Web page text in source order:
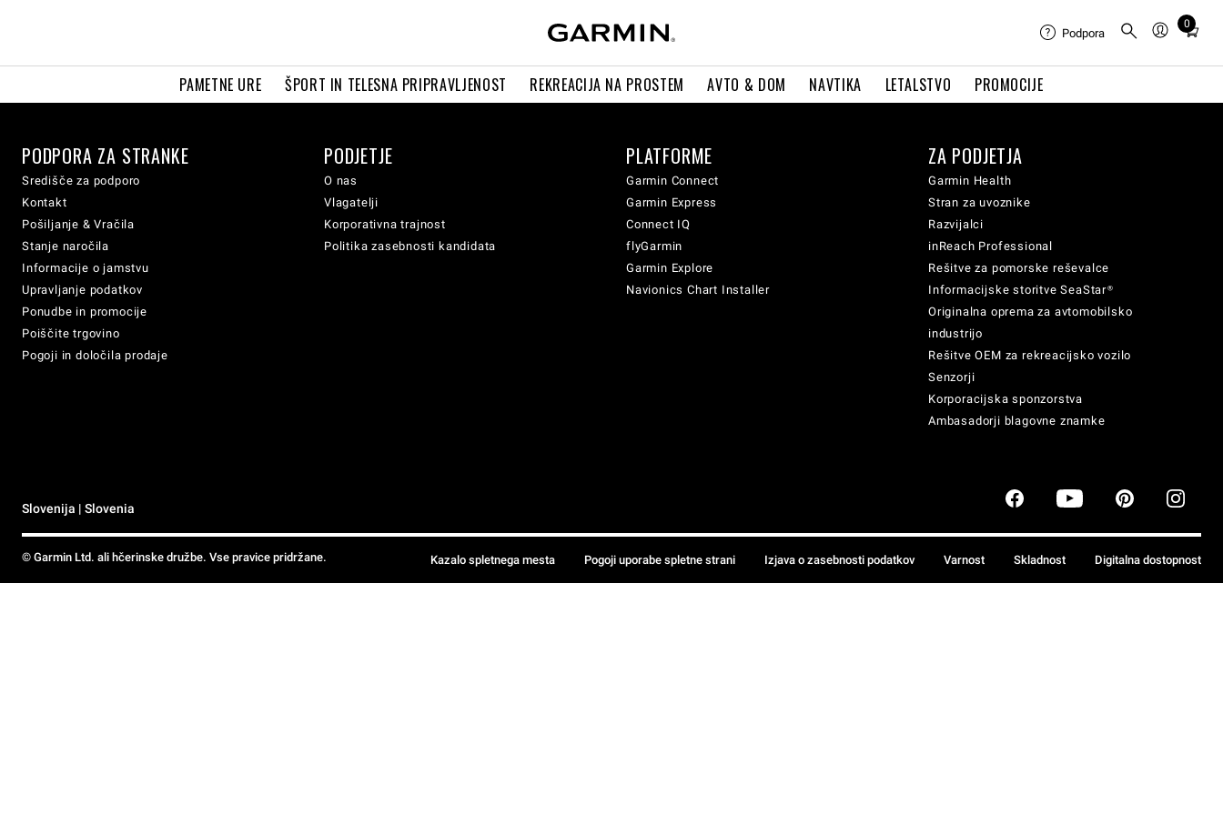
PAMETNE URE ŠPORT IN TELESNA PRIPRAVLJENOST REKREACIJA NA PROSTEM AVTO & DOM NAVTIKA LETALSTVO PROMOCIJE
Podpora
0
Total
cart:
PODPORA ZA STRANKE
Središče za podporo
Kontakt
Pošiljanje & Vračila
Stanje naročila
Informacije o jamstvu
Upravljanje podatkov
Ponudbe in promocije
Poiščite trgovino
Pogoji in določila prodaje
PODJETJE
O nas
Vlagatelji
Korporativna trajnost
Politika zasebnosti kandidata
PLATFORME
Garmin Connect
Garmin Express
Connect IQ
flyGarmin
Garmin Explore
Navionics Chart Installer
ZA PODJETJA
Garmin Health
Stran za uvoznike
Razvijalci
inReach Professional
Rešitve za pomorske reševalce
Informacijske storitve SeaStar®
Originalna oprema za avtomobilsko
industrijo
Rešitve OEM za rekreacijsko vozilo
Senzorji
Korporacijska sponzorstva
Ambasadorji blagovne znamke
Slovenija | Slovenia
© Garmin Ltd. ali hčerinske družbe. Vse pravice pridržane. Kazalo spletnega mesta Pogoji uporabe spletne strani Izjava o zasebnosti podatkov Varnost Skladnost Digitalna dostopnost